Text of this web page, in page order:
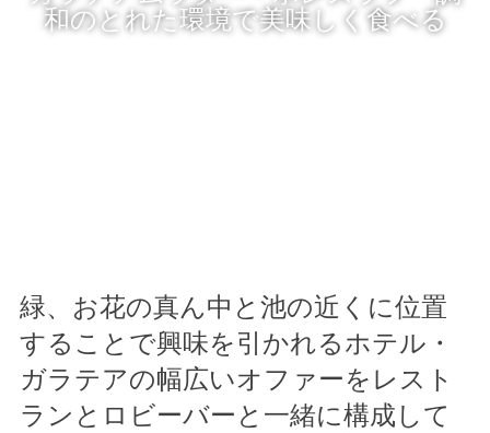
和のとれた環境で美味しく食べる
緑、お花の真ん中と池の近くに位置
することで興味を引かれるホテル・
ガラテアの幅広いオファーをレスト
ランとロビーバーと一緒に構成して